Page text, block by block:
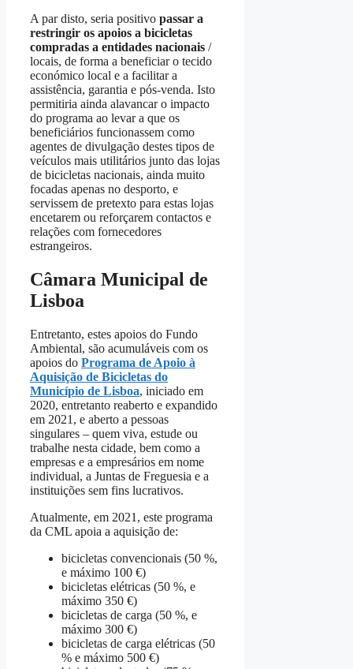
A par disto, seria positivo passar a
restringir os apoios a bicicletas
compradas a entidades nacionais /
locais, de forma a beneficiar o tecido
económico local e a facilitar a
assistência, garantia e pós-venda. Isto
permitiria ainda alavancar o impacto
do programa ao levar a que os
beneficiários funcionassem como
agentes de divulgação destes tipos de
veículos mais utilitários junto das lojas
de bicicletas nacionais, ainda muito
focadas apenas no desporto, e
servissem de pretexto para estas lojas
encetarem ou reforçarem contactos e
relações com fornecedores
estrangeiros.
Câmara Municipal de
Lisboa
Entretanto, estes apoios do Fundo
Ambiental, são acumuláveis com os
apoios do Programa de Apoio à
Aquisição de Bicicletas do
Município de Lisboa, iniciado em
2020, entretanto reaberto e expandido
em 2021, e aberto a pessoas
singulares – quem viva, estude ou
trabalhe nesta cidade, bem como a
empresas e a empresários em nome
individual, a Juntas de Freguesia e a
instituições sem fins lucrativos.
Atualmente, em 2021, este programa
da CML apoia a aquisição de:
bicicletas convencionais (50 %,
e máximo 100 €)
bicicletas elétricas (50 %, e
máximo 350 €)
bicicletas de carga (50 %, e
máximo 300 €)
bicicletas de carga elétricas (50
% e máximo 500 €)